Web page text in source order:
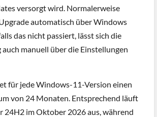
versorgt wird. Normalerweise
automatisch über Windows
das nicht passiert, lässt sich die
manuell über die Einstellungen
für jede Windows-11-Version einen
von 24 Monaten. Entsprechend läuft
24H2 im Oktober 2026 aus, während